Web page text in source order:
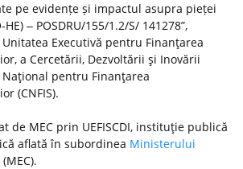
pe evidențe și impactul asupra pieței
‒ POSDRU/155/1.2/S/ 141278”,
Executivă pentru Finanţarea
a Cercetării, Dezvoltării şi Inovării
Naţional pentru Finanţarea
(CNFIS).
de MEC prin UEFISCDI, instituţie publică
aflată în subordinea Ministerului
(MEC).